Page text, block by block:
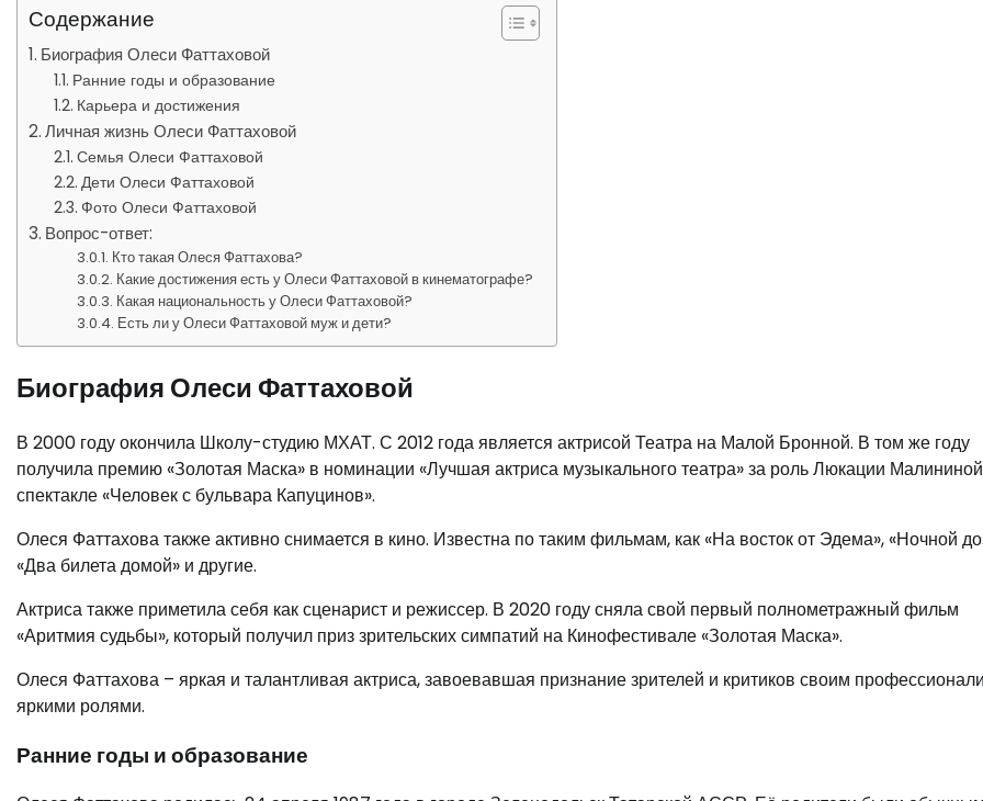
Содержание
Биография Олеси Фаттаховой
Ранние годы и образование
Карьера и достижения
Личная жизнь Олеси Фаттаховой
Семья Олеси Фаттаховой
Дети Олеси Фаттаховой
Фото Олеси Фаттаховой
Вопрос-ответ:
Кто такая Олеся Фаттахова?
Какие достижения есть у Олеси Фаттаховой в кинематографе?
Какая национальность у Олеси Фаттаховой?
Есть ли у Олеси Фаттаховой муж и дети?
Биография Олеси Фаттаховой
В 2000 году окончила Школу-студию МХАТ. С 2012 года является актрисой Театра на Малой Бронной. В том же году
получила премию «Золотая Маска» в номинации «Лучшая актриса музыкального театра» за роль Люкации
спектакле «Человек с бульвара Капуцинов».
Олеся Фаттахова также активно снимается в кино. Известна по таким фильмам, как «На восток от Эдема», «Ночной
«Два билета домой» и другие.
Актриса также приметила себя как сценарист и режиссер. В 2020 году сняла свой первый полнометражный фильм
«Аритмия судьбы», который получил приз зрительских симпатий на Кинофестивале «Золотая Маска».
Олеся Фаттахова – яркая и талантливая актриса, завоевавшая признание зрителей и критиков своим
яркими ролями.
Ранние годы и образование